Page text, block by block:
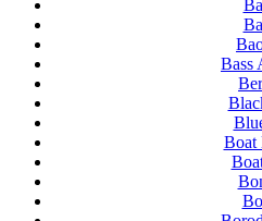
Bass
Boat